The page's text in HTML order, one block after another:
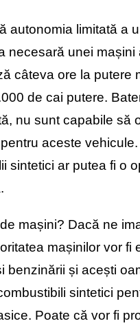
autonomia limitată a
necesară unei mașini
câteva ore la putere
de cai putere.
nu sunt capabile să
aceste
sintetici ar putea fi o
mașini? Dacă ne
mașinilor vor fi
benzinării și acești
sintetici
Poate că vor fi